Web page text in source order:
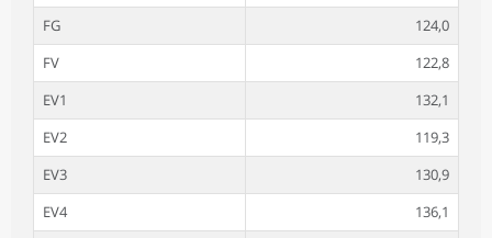
FG
124,0
FV
122,8
EV1
132,1
EV2
119,3
EV3
130,9
EV4
136,1